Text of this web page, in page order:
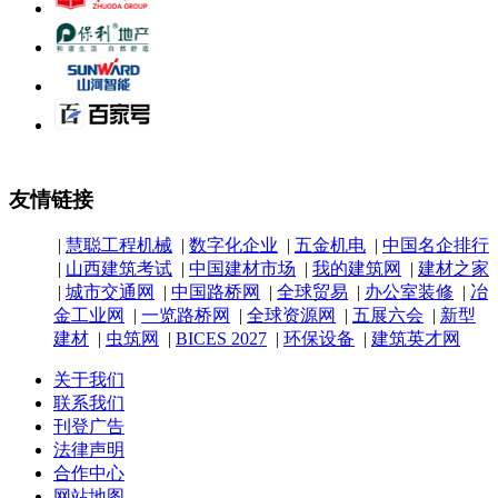
友情链接
| 慧聪工程机械 | 数字化企业 | 五金机电 | 中国名企排行
| 山西建筑考试 | 中国建材市场 | 我的建筑网 | 建材之家
| 城市交通网 | 中国路桥网 | 全球贸易 | 办公室装修 | 冶
金工业网
| 一览路桥网 | 全球资源网 | 五展六会 | 新型
建材 | 虫筑网 | BICES 2027 | 环保设备 | 建筑英才网
关于我们
联系我们
刊登广告
法律声明
合作中心